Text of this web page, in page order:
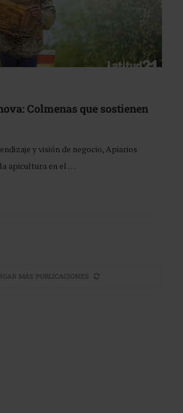
Colmenas que sostienen
y visión de negocio, Apiarios
apicultura en el …
MÁS PUBLICACIONES